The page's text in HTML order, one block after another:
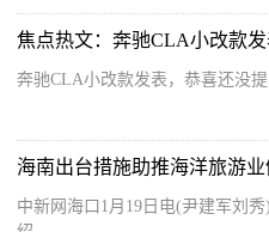
焦点热文：奔驰CLA小改款
奔驰CLA小改款发表，恭喜还没
海南出台措施助推海洋旅游
中新网海口1月19日电(尹建军刘